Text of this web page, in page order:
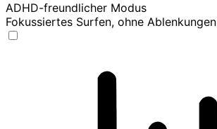
ADHD-freundlicher Modus
Fokussiertes Surfen, ohne Ablenkungen